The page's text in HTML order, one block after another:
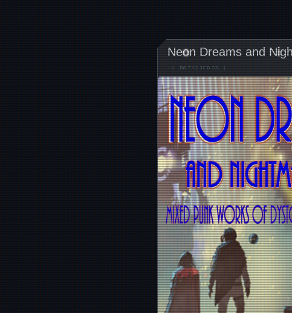
Neon Dreams and Ni
-> B07Y2JCDS3 |